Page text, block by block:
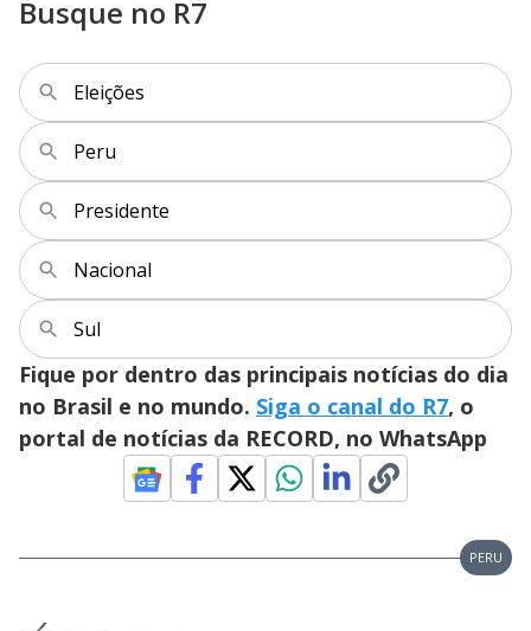
Busque no R7
Eleições
Peru
Presidente
Nacional
Sul
Fique por dentro das principais notícias do dia
no Brasil e no mundo. Siga o canal do R7, o
portal de notícias da RECORD, no WhatsApp
PERU